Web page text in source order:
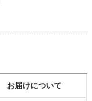
お届けについて